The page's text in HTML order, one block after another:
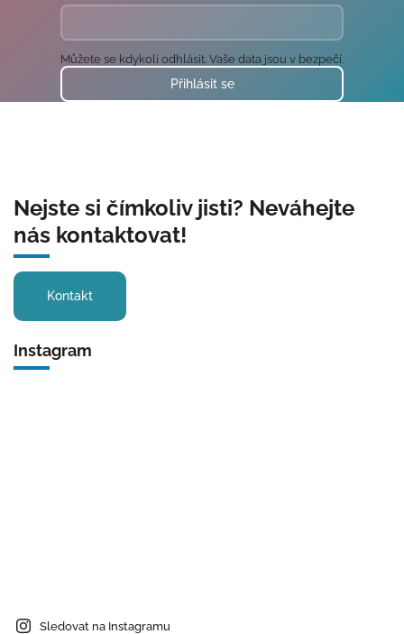
Můžete se kdykoli odhlásit. Vaše data jsou v bezpečí.
Přihlásit se
Nejste si čímkoliv jisti? Neváhejte
nás kontaktovat!
Kontakt
Instagram
Sledovat na Instagramu